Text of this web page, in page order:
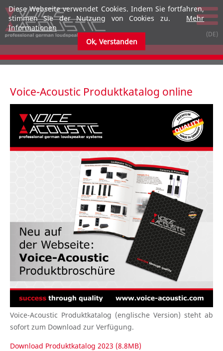
Voice-Acoustic Produktkatalog online
Voice-Acoustic Produktkatalog (englische Version) steht ab
sofort zum Download zur Verfügung.
Download Produktkatalog 2023 (8.8MB)
Diese Webseite verwendet Cookies. Indem Sie fortfahren,
stimmen Sie der Nutzung von Cookies zu.
Mehr
Informationen
Ok, Verstanden